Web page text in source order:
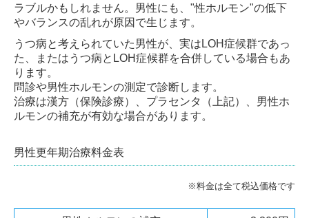
ラブルかもしれません。男性にも、"性ホルモン"の低下
やバランスの乱れが原因で生じます。
うつ病と考えられていた男性が、実はLOH症候群であっ
た、またはうつ病とLOH症候群を合併している場合もあ
ります。
問診や男性ホルモンの測定で診断します。
治療は漢方（保険診療）、プラセンタ（上記）、男性ホ
ルモンの補充が有効な場合があります。
男性更年期治療料金表
※料金は全て税込価格です